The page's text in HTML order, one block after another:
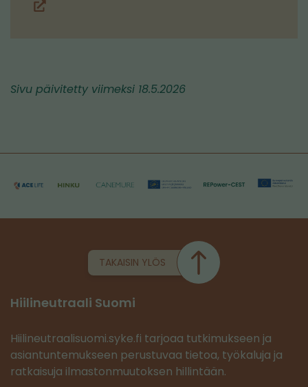
(siirryt
Sivu päivitetty viimeksi 18.5.2026
TAKAISIN YLÖS
Hiilineutraali Suomi
Hiilineutraalisuomi.syke.fi tarjoaa tutkimukseen ja
asiantuntemukseen perustuvaa tietoa, työkaluja ja
ratkaisuja ilmastonmuutoksen hillintään.